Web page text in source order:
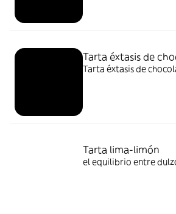
Tarta éxtasis de
Tarta éxtasis de
Tarta lima-limón
el equilibrio entre